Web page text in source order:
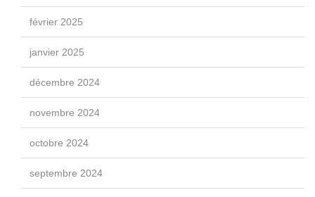
février 2025
janvier 2025
décembre 2024
novembre 2024
octobre 2024
septembre 2024